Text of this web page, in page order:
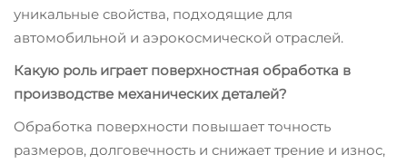
уникальные свойства, подходящие для
автомобильной и аэрокосмической отраслей.
Какую роль играет поверхностная обработка в
производстве механических деталей?
Обработка поверхности повышает точность
размеров, долговечность и снижает трение и износ,